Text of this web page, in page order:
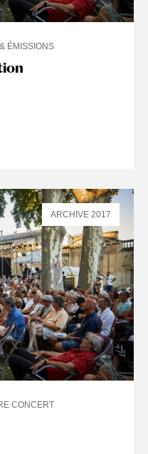
ÉMISSIONS
CONCERT
ARCHIVE 2017